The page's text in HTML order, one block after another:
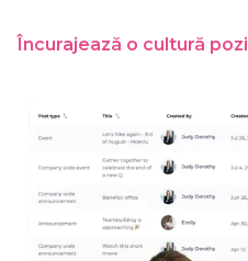
Încurajează o cultură